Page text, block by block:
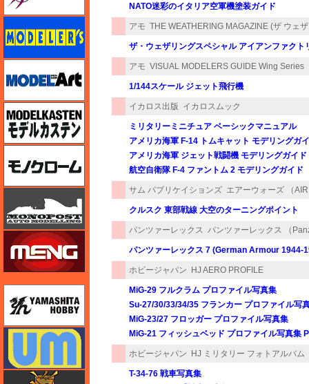
NATO迷彩のイタリア空軍機塗装ガイド
アモ THE WEATHERING MAGAZINE (ザ ウェ
ザ・ウェザリングスペシャル アイアンファクト
アモ VISUAL MODELERS GUIDE Wing Series
1/144スケール ジェット飛行機
イカロス出版 イカロスムック
ミリタリーミニチュア ベーシックマニュアル
アメリカ海軍 F-14 トムキャット モデリングガ
アメリカ海軍 ジェット戦闘機 モデリングガイド
航空自衛隊 F-4 ファントム 2 モデリングガイド
サム パブリケイションズ エアーウォーズ （
クルスク 東部戦線 大空のターニングポイント
パンツァーレックス パンツァーレックス （
パンツァーレックス 7 (German Armour 1944-
ホビージャパン HJ AERO PROFILE
MiG-29 フルクラム プロファイル写真集
Su-27/30/33/34/35 フランカー プロファイル写
MiG-23/27 フロッガー プロファイル写真集
MiG-21 フィッシュベッド プロファイル写真集
ホビージャパン HJ ミリタリー フォトアルバム
T-34-76 戦車写真集
モデルアート
モデルカステン
モノクローム
モンモデル（MENG MODEL）
ライオンロア（LionRoar）